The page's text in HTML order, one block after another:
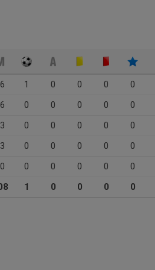
1 0 0 0 0
0 0 0 0 0
0 0 0 0 0
0 0 0 0 0
0 0 0 0 0
1 0 0 0 0